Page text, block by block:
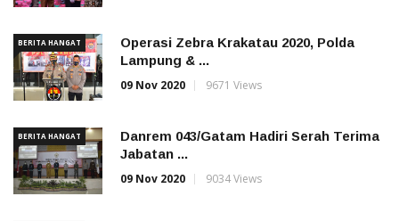
BERITA HANGAT
Operasi Zebra Krakatau 2020, Polda
Lampung & ...
09 Nov 2020
9671 Views
BERITA HANGAT
Danrem 043/Gatam Hadiri Serah Terima
Jabatan ...
09 Nov 2020
9034 Views